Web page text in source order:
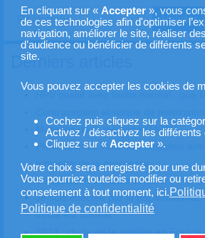
En cliquant sur « Accepter», vous
de ces technologies afin d'optimiser
navigation, améliorer le site, réaliser
d’audience ou bénéficier de différents
site.
Vous pouvez accepter les cookies de
Cochez puis cliquez sur la
Activez / désactivez les différents
Cliquez sur « Accepter».
Votre choix sera enregistré pour une
Vous pourriez toutefois modifier ou
consetement à tout moment, ici.
Politique de confidentialité
Type 2 or more characters for results.
Valider
Derniers articles
HPV positif avec frottis normal : que
Multiples de la médiane (MOM)
Prévention de l’allo-immunisation
trimestre de la grossesse
Congélation d'ovules et acné
Je suis infectée par le papillomavirus
frottis est normal
2023 : chute de la natalité en France